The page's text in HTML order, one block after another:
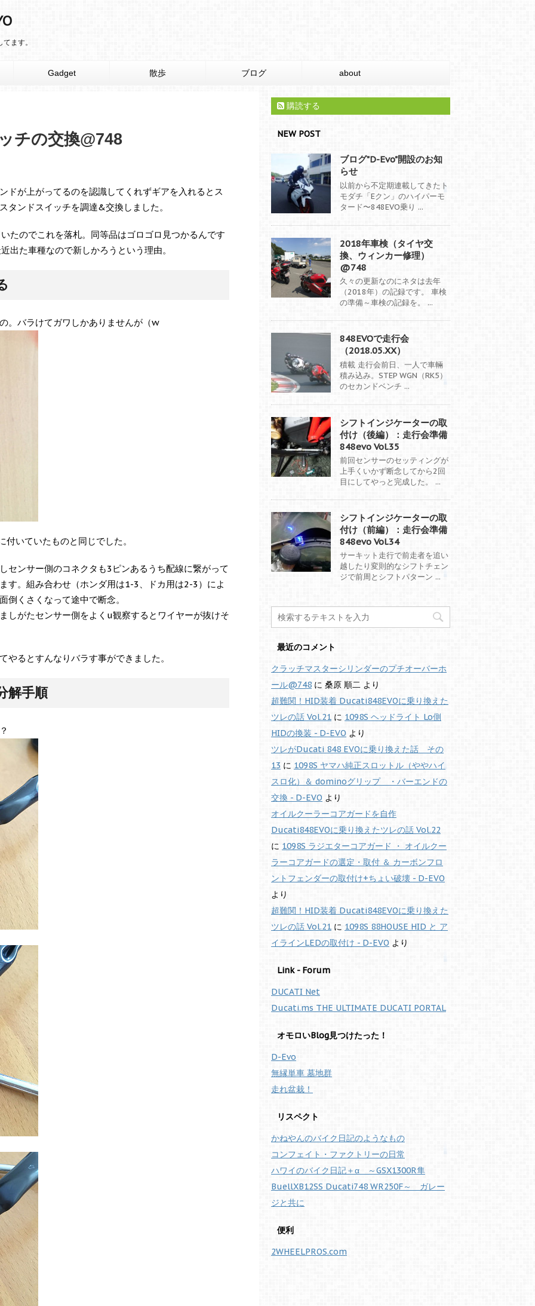
ます。
Gadget 散歩 ブログ about
チの交換@748
ドが上がってるのを認識してくれずギアを入れるとス
タンドスイッチを調達&交換しました。
たのでこれを落札。同等品はゴロゴロ見つかるんです
出た車種なので新しかろうという理由。
。バラけてガワしかありませんが（w
いていたものと同じでした。
センサー側のコネクタも3ピンあるうち配線に繋がって
す。組み合わせ（ホンダ用は1-3、ドカ用は2-3）によ
倒くさくなって途中で断念。
しがたセンサー側をよくu観察するとワイヤーが抜けそ
るとすんなりバラす事ができました。
解手順
購読する
NEW POST
ブログ"D-Evo"開設のお知
らせ
以前から不定期連載してきたト
モダチ「Eクン」のハイパーモ
タード〜848EVO乗り ...
2018年車検（タイヤ交
換、ウィンカー修理）
@748
久々の更新なのにネタは去年
（2018年）の記録です。 車検
の準備～車検の記録を。 ...
848EVOで走行会
（2018.05.XX）
積載 走行会前日、一人で車輛
積み込み。STEP WGN（RK5）
のセカンドベンチ ...
シフトインジケーターの取
付け（後編）：走行会準備
848evo Vol.35
前回センサーのセッティングが
上手くいかず断念してから2回
目にしてやっと完成した。 ...
シフトインジケーターの取
付け（前編）：走行会準備
848evo Vol.34
サーキット走行で前走者を追い
越したり変則的なシフトチェン
ジで前周とシフトパターン ...
最近のコメント
クラッチマスターシリンダーのプチオーバーホ
ール@748 に 桑原 順二 より
超難関！HID装着 Ducati848EVOに乗り換えた
ツレの話 Vol.21 に 1098S ヘッドライト Lo側
HIDの換装 - D-EVO より
ツレがDucati 848 EVOに乗り換えた話 その
13 に 1098S ヤマハ純正スロットル（ややハイ
スロ化）＆ dominoグリップ ・バーエンドの
交換 - D-EVO より
オイルクーラーコアガードを自作
Ducati848EVOに乗り換えたツレの話 Vol.22
に 1098S ラジエターコアガード ・ オイルクー
ラーコアガードの選定・取付 ＆ カーボンフロ
ントフェンダーの取付け+ちょい破壊 - D-EVO
より
超難関！HID装着 Ducati848EVOに乗り換えた
ツレの話 Vol.21 に 1098S 88HOUSE HID と ア
イラインLEDの取付け - D-EVO より
Link - Forum
DUCATI Net
Ducati.ms THE ULTIMATE DUCATI PORTAL
オモロいBlog見つけたった！
D-Evo
無縁単車 墓地群
走れ盆栽！
リスペクト
かねやんのバイク日記のようなもの
コンフェイト・ファクトリーの日常
ハワイのバイク日記＋α ～GSX1300R隼
BuellXB12SS Ducati748 WR250F～ ガレー
ジと共に
便利
2WHEELPROS.com